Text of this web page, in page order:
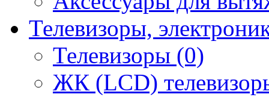
Телевизоры,
Телевизоры (0)
ЖК (LCD)